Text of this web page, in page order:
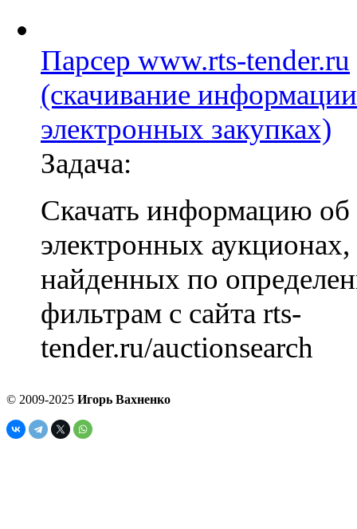
Парсер www.rts-tender.ru
(скачивание
электронных закупках)
Задача:
Скачать информацию об
электронных аукционах,
найденных по
фильтрам с сайта rts-
tender.ru/auctionsearch
© 2009-2025 Игорь Вахненко